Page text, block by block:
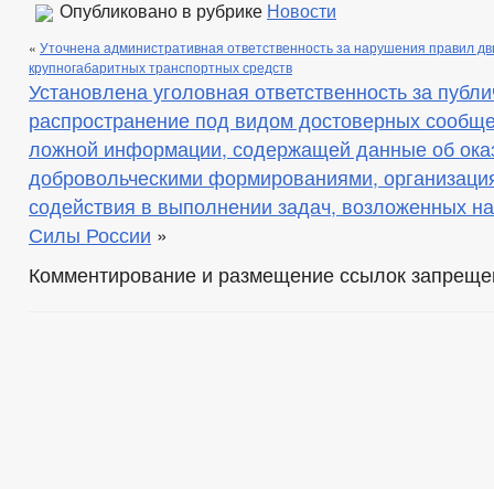
Опубликовано в рубрике Новости
« Уточнена административная ответственность за нарушения правил
крупногабаритных транспортных средств
Установлена уголовная ответственность за
распространение под видом достоверных
ложной информации, содержащей данные об
добровольческими формированиями,
содействия в выполнении задач, возложенных
Силы России »
Комментирование и размещение ссылок